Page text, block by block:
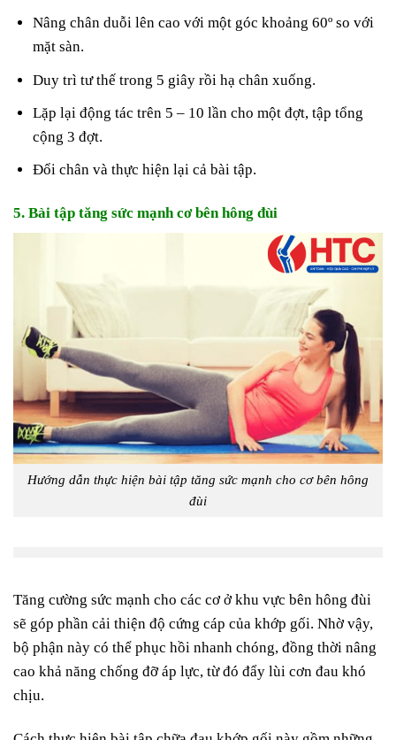
Nâng chân duỗi lên cao với một góc khoảng 60º so với
mặt sàn.
Duy trì tư thế trong 5 giây rồi hạ chân xuống.
Lặp lại động tác trên 5 – 10 lần cho một đợt, tập tổng
cộng 3 đợt.
Đổi chân và thực hiện lại cả bài tập.
5. Bài tập tăng sức mạnh cơ bên hông đùi
Hướng dẫn thực hiện bài tập tăng sức mạnh cho cơ bên hông
đùi
Tăng cường sức mạnh cho các cơ ở khu vực bên hông đùi
sẽ góp phần cải thiện độ cứng cáp của khớp gối. Nhờ vậy,
bộ phận này có thể phục hồi nhanh chóng, đồng thời nâng
cao khả năng chống đỡ áp lực, từ đó đẩy lùi cơn đau khó
chịu.